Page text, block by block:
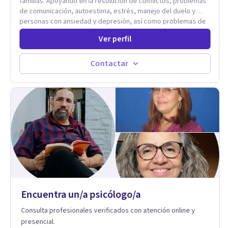
de comunicación, autoestima, estrés, manejo del duelo y
personas con ansiedad y depresión, así como problemas de
conducta y comportamiento. Desarrollo de personas
Estableciendo metas a corto y largo plazo, es vital para la
vida de cada uno tener su propia vision.
Ver perfil
Contactar
Encuentra un/a psicólogo/a
Consulta profesionales verificados con atención online y
presencial.